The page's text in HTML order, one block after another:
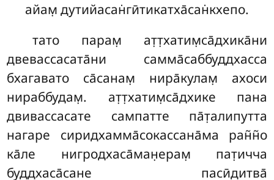
айам̣ дутийасан̇гӣтикатха̄сан̇кхепо.
тато парам̣ ат̣т̣хатим̣са̄дхика̄ни
двевассасата̄ни самма̄саббуддхасса
бхагавато са̄санам̣ нира̄кулам̣ ахоси
нираббудам̣. ат̣т̣хатим̣са̄дхике пана
двивассасате сампатте па̄т̣алипутта
нагаре сиридхамма̄сокассана̄ма ран̃н̃о
ка̄ле нигродхаса̄ман̣ерам̣ пат̣ичча
буддхаса̄сане пасӣдитва̄